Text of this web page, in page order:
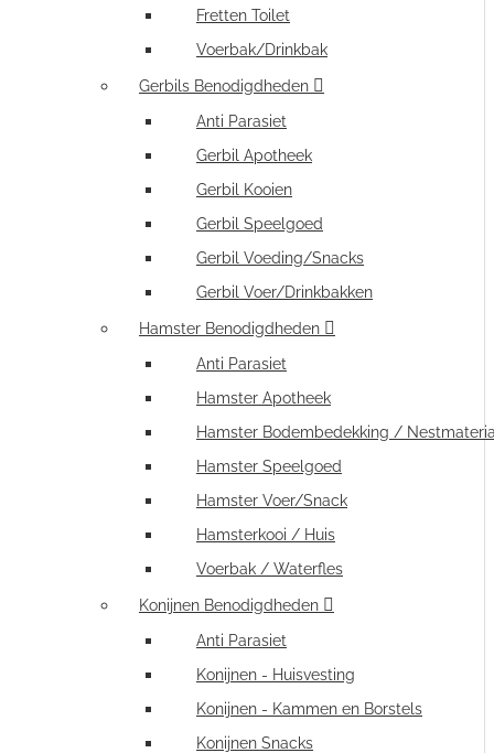
Fretten Toilet
Voerbak/Drinkbak
Gerbils Benodigdheden
Anti Parasiet
Gerbil Apotheek
Gerbil Kooien
Gerbil Speelgoed
Gerbil Voeding/Snacks
Gerbil Voer/Drinkbakken
Hamster Benodigdheden
Anti Parasiet
Hamster Apotheek
Hamster Bodembedekking /
Hamster Speelgoed
Hamster Voer/Snack
Hamsterkooi / Huis
Voerbak / Waterfles
Konijnen Benodigdheden
Anti Parasiet
Konijnen - Huisvesting
Konijnen - Kammen en Borstels
Konijnen Snacks